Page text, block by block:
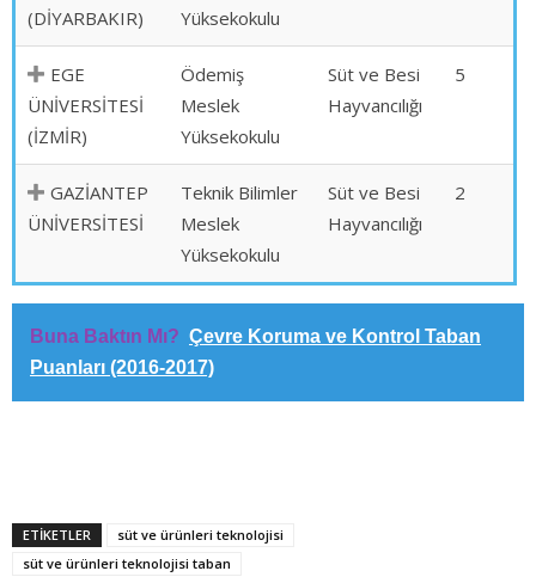
(DİYARBAKIR)
Yüksekokulu
EGE
ÜNİVERSİTESİ
(İZMİR)
Ödemiş
Meslek
Yüksekokulu
Süt ve Besi
Hayvancılığı
5
GAZİANTEP
ÜNİVERSİTESİ
Teknik Bilimler
Meslek
Yüksekokulu
Süt ve Besi
Hayvancılığı
2
Buna Baktın Mı? Çevre Koruma ve Kontrol Taban
Puanları (2016-2017)
ETİKETLER
süt ve ürünleri teknolojisi
süt ve ürünleri teknolojisi taban